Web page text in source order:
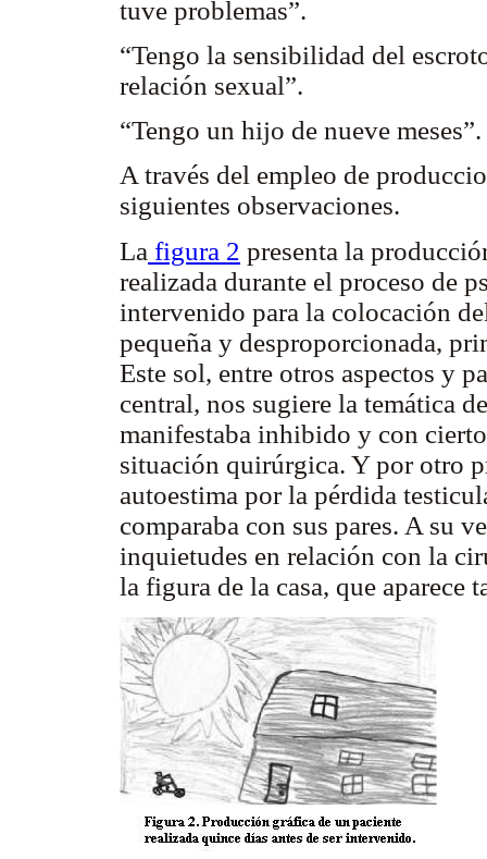
tuve problemas”.
“Tengo la sensibilidad del
relación sexual”.
“Tengo un hijo de nueve meses”.
A través del empleo de
siguientes observaciones.
La figura 2 presenta la
realizada durante el proceso de
intervenido para la colocación
pequeña y desproporcionada,
Este sol, entre otros aspectos y
central, nos sugiere la temática
manifestaba inhibido y con
situación quirúrgica. Y por otro
autoestima por la pérdida
comparaba con sus pares. A su
inquietudes en relación con la
la figura de la casa, que aparece